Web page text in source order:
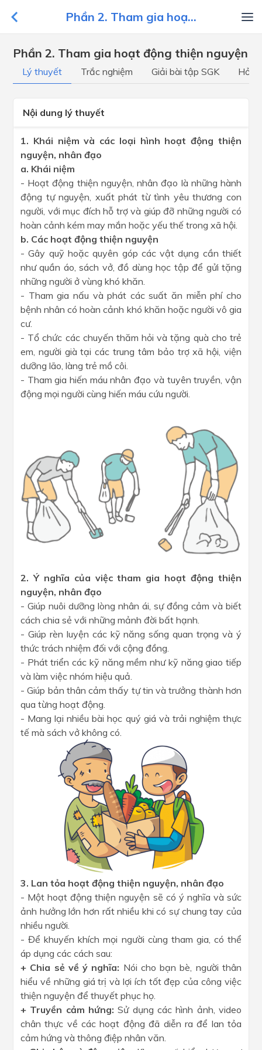
Phần 2. Tham gia hoạ...
Phần 2. Tham gia hoạt động thiện nguyện
Lý thuyết Trắc nghiệm Giải bài tập SGK Hỏi
Nội dung lý thuyết
1. Khái niệm và các loại hình hoạt động thiện
nguyện, nhân đạo
a. Khái niệm
- Hoạt động thiện nguyện, nhân đạo là những hành
động tự nguyện, xuất phát từ tình yêu thương con
người, với mục đích hỗ trợ và giúp đỡ những người có
hoàn cảnh kém may mắn hoặc yếu thế trong xã hội.
b. Các hoạt động thiện nguyện
- Gây quỹ hoặc quyên góp các vật dụng cần thiết
như quần áo, sách vở, đồ dùng học tập để gửi tặng
những người ở vùng khó khăn.
- Tham gia nấu và phát các suất ăn miễn phí cho
bệnh nhân có hoàn cảnh khó khăn hoặc người vô gia
cư.
- Tổ chức các chuyến thăm hỏi và tặng quà cho trẻ
em, người già tại các trung tâm bảo trợ xã hội, viện
dưỡng lão, làng trẻ mồ côi.
- Tham gia hiến máu nhân đạo và tuyên truyền, vận
động mọi người cùng hiến máu cứu người.
2. Ý nghĩa của việc tham gia hoạt động thiện
nguyện, nhân đạo
- Giúp nuôi dưỡng lòng nhân ái, sự đồng cảm và biết
cách chia sẻ với những mảnh đời bất hạnh.
- Giúp rèn luyện các kỹ năng sống quan trọng và ý
thức trách nhiệm đối với cộng đồng.
- Phát triển các kỹ năng mềm như kỹ năng giao tiếp
và làm việc nhóm hiệu quả.
- Giúp bản thân cảm thấy tự tin và trưởng thành hơn
qua từng hoạt động.
- Mang lại nhiều bài học quý giá và trải nghiệm thực
tế mà sách vở không có.
3. Lan tỏa hoạt động thiện nguyện, nhân đạo
- Một hoạt động thiện nguyện sẽ có ý nghĩa và sức
ảnh hưởng lớn hơn rất nhiều khi có sự chung tay của
nhiều người.
- Để khuyến khích mọi người cùng tham gia, có thể
áp dụng các cách sau:
+ Chia sẻ về ý nghĩa: Nói cho bạn bè, người thân
hiểu về những giá trị và lợi ích tốt đẹp của công việc
thiện nguyện để thuyết phục họ.
+ Truyền cảm hứng: Sử dụng các hình ảnh, video
chân thực về các hoạt động đã diễn ra để lan tỏa
cảm hứng và thông điệp nhân văn.